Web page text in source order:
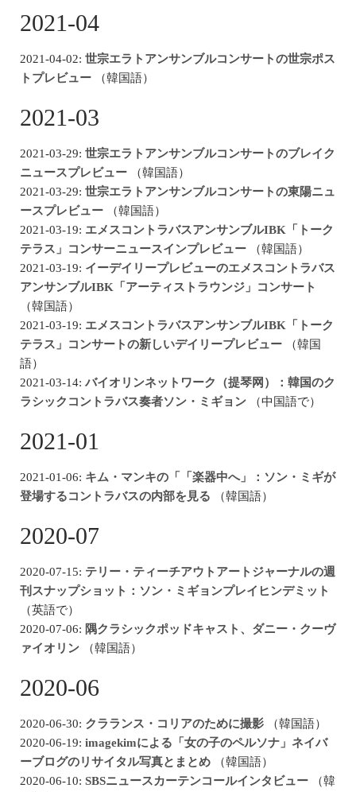
2021-04
2021-04-02: 世宗エラトアンサンブルコンサートの世宗ポス
トプレビュー （韓国語）
2021-03
2021-03-29: 世宗エラトアンサンブルコンサートのブレイク
ニュースプレビュー （韓国語）
2021-03-29: 世宗エラトアンサンブルコンサートの東陽ニュ
ースプレビュー （韓国語）
2021-03-19: エメスコントラバスアンサンブルIBK「トーク
テラス」コンサーニュースインプレビュー （韓国語）
2021-03-19: イーデイリープレビューのエメスコントラバス
アンサンブルIBK「アーティストラウンジ」コンサート
（韓国語）
2021-03-19: エメスコントラバスアンサンブルIBK「トーク
テラス」コンサートの新しいデイリープレビュー （韓国
語）
2021-03-14: バイオリンネットワーク（提琴网）：韓国のク
ラシックコントラバス奏者ソン・ミギョン （中国語で）
2021-01
2021-01-06: キム・マンキの「「楽器中へ」：ソン・ミギが
登場するコントラバスの内部を見る （韓国語）
2020-07
2020-07-15: テリー・ティーチアウトアートジャーナルの週
刊スナップショット：ソン・ミギョンプレイヒンデミット
（英語で）
2020-07-06: 隅クラシックポッドキャスト、ダニー・クーヴ
ァイオリン （韓国語）
2020-06
2020-06-30: クラランス・コリアのために撮影 （韓国語）
2020-06-19: imagekimによる「女の子のペルソナ」ネイバ
ーブログのリサイタル写真とまとめ （韓国語）
2020-06-10: SBSニュースカーテンコールインタビュー （韓